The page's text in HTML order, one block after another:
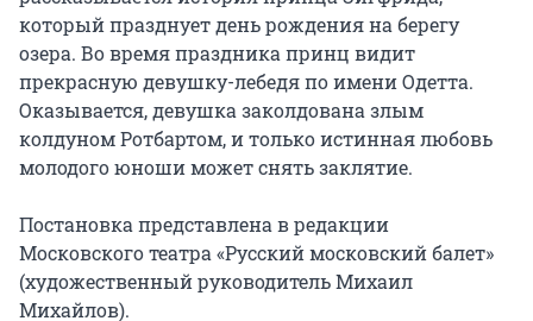
который празднует день рождения на берегу
озера. Во время праздника принц видит
прекрасную девушку-лебедя по имени Одетта.
Оказывается, девушка заколдована злым
колдуном Ротбартом, и только истинная любовь
молодого юноши может снять заклятие.
Постановка представлена в редакции
Московского театра «Русский московский балет»
(художественный руководитель Михаил
Михайлов).